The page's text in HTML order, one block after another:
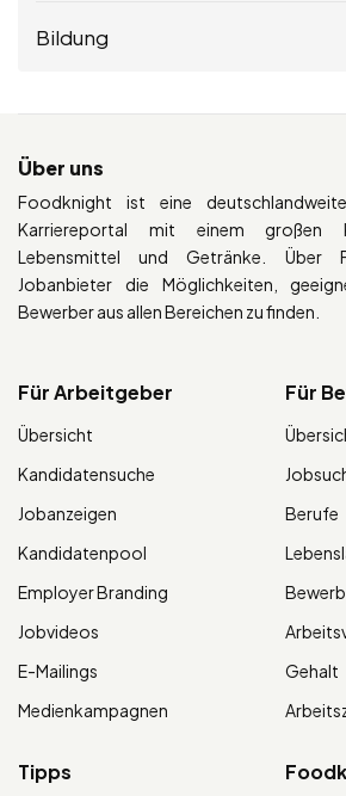
Bildung
Über uns
Foodknight ist eine
Karriereportal mit einem großen
Lebensmittel und Getränke. Über
Jobanbieter die Möglichkeiten,
Bewerber aus allen Bereichen zu finden.
Für Arbeitgeber
Übersicht
Kandidatensuche
Jobanzeigen
Kandidatenpool
Employer Branding
Jobvideos
E-Mailings
Medienkampagnen
Für
Berufe
Gehalt
Tipps